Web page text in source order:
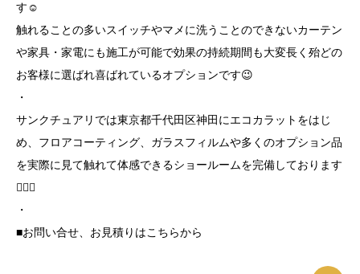
す☺️
触れることの多いスイッチやマメに洗うことのできないカーテン
や家具・家電にも施工が可能で効果の持続期間も大変長く殆どの
お客様に選ばれ喜ばれているオプションです😉
・
サンクチュアリでは東京都千代田区神田にエコカラットをはじ
め、フロアコーティング、ガラスフィルムや多くのオプション品
を実際に見て触れて体感できるショールームを完備しております
💁‍♀️✨
・
■お問い合せ、お見積りはこちらから